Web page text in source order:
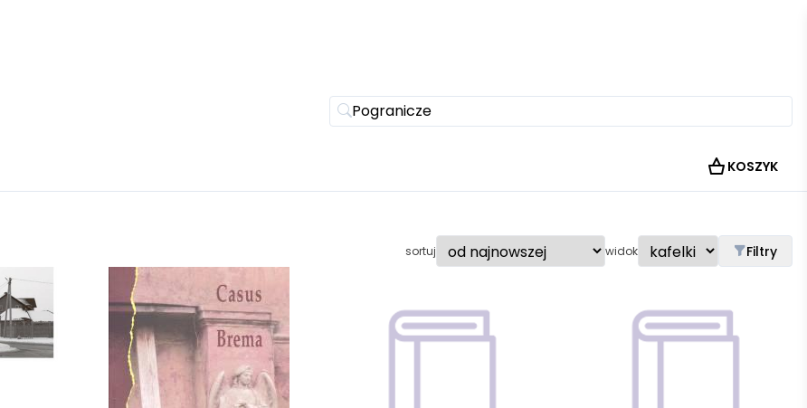
KOSZYK
sortuj widok Filtry